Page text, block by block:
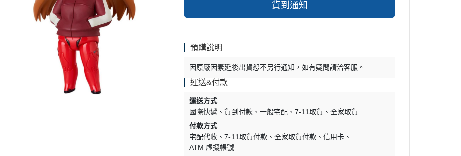
貨到通知
預購說明
因原廠因素延後出貨恕不另行通知，如有疑問請洽客服。
運送&付款
運送方式
國際快遞
貨到付款 一般宅配 7-11取貨
全家取貨
付款方式
宅配代收
7-11取貨付款 全家取貨付款
信用卡
ATM 虛擬帳號